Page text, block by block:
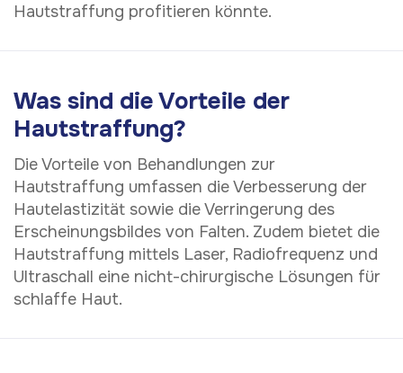
Hautstraffung profitieren könnte.
Was sind die Vorteile der
Hautstraffung?
Die Vorteile von Behandlungen zur
Hautstraffung umfassen die Verbesserung der
Hautelastizität sowie die Verringerung des
Erscheinungsbildes von Falten. Zudem bietet die
Hautstraffung mittels Laser, Radiofrequenz und
Ultraschall eine nicht-chirurgische Lösungen für
schlaffe Haut.